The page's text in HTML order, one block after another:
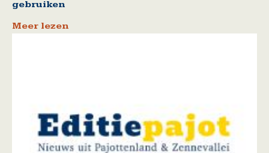
gebruiken
Meer lezen